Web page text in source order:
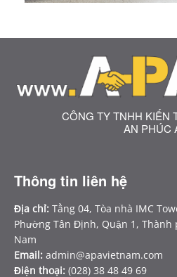
CÔNG TY TNHH KIẾN
AN PHÚC
Thông tin liên hệ
Địa chỉ: Tầng 04, Tòa nhà IMC
Phường Tân Định, Quận 1, Thành
Nam
Email: admin@apavietnam.com
Điện thoại: (028) 38 48 49 69